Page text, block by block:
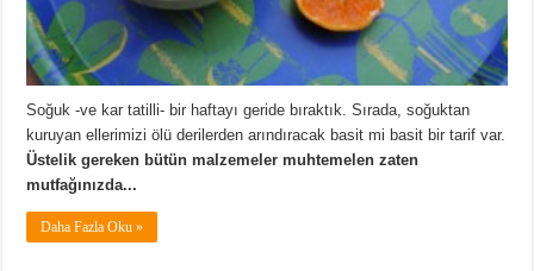
Soğuk -ve kar tatilli- bir haftayı geride bıraktık. Sırada, soğuktan
kuruyan ellerimizi ölü derilerden arındıracak basit mi basit bir tarif var.
Üstelik gereken bütün malzemeler muhtemelen zaten
mutfağınızda...
Daha Fazla Oku »